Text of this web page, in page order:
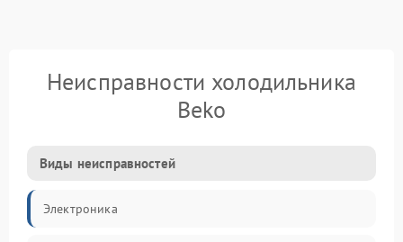
Неисправности холодильника
Beko
Виды неисправностей
Электроника